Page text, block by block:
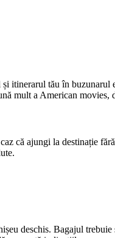
itinerarul tău în
mult a American movies,
că ajungi la destinație
deschis. Bagajul